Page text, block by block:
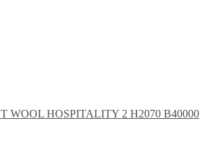
HOSPITALITY 2 H2070 B40000